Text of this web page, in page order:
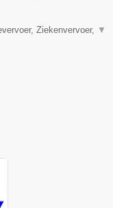
Ziekenvervoer, ▼